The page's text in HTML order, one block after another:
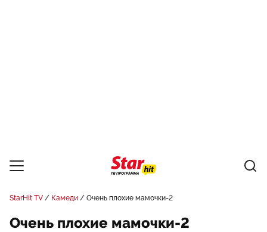
StarHit TV Камеди Очень плохие мамочки-2
Очень плохие мамочки-2